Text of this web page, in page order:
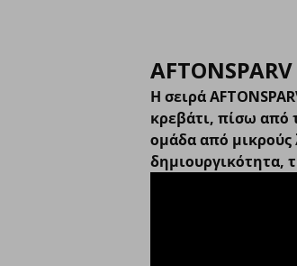
AFTONSPARV
Η σειρά
κρεβάτι, πίσω από
ομάδα από μικρούς
δημιουργικότητα,